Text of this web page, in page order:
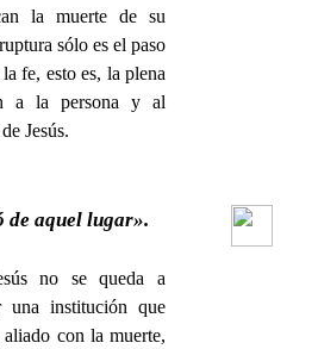
la muerte de su
sólo es el paso
fe, esto es, la plena
a la persona y al
Jesús.
de aquel lugar».
no se queda a
una institución que
aliado con la muerte,